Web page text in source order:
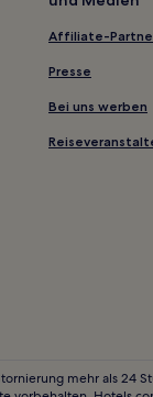
Affiliate-
Presse
Bei uns werben
mehr als 24